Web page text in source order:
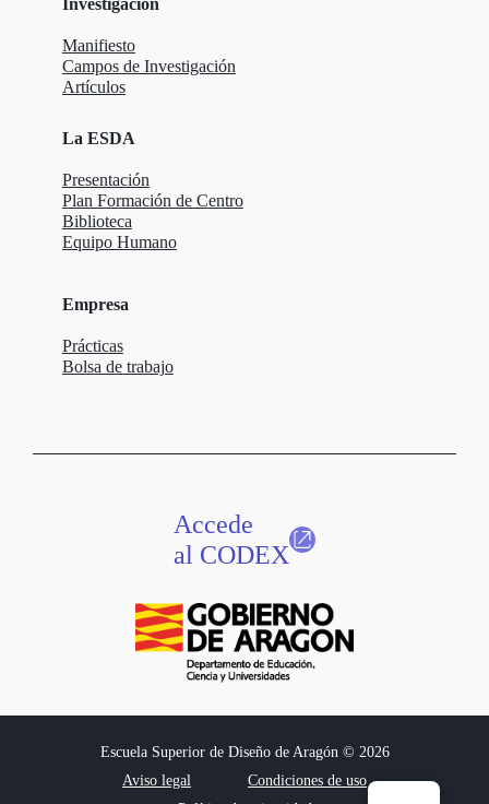
Investigación
Manifiesto
Campos de Investigación
Artículos
La ESDA
Presentación
Plan Formación de Centro
Biblioteca
Equipo Humano
Empresa
Prácticas
Bolsa de trabajo
Accede
al CODEX
Escuela Superior de Diseño de Aragón © 2026
Aviso legal
Condiciones de uso